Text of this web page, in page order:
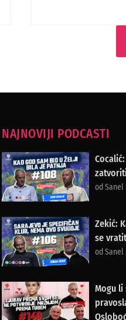
NAJNOVIJI PODCASTI
od Sanel
Zekić:
se
od Sanel
Mogu li